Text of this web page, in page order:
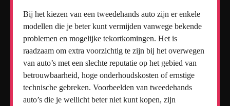
Bij het kiezen van een tweedehands auto zijn er enkele
modellen die je beter kunt vermijden vanwege bekende
problemen en mogelijke tekortkomingen. Het is
raadzaam om extra voorzichtig te zijn bij het overwegen
van auto’s met een slechte reputatie op het gebied van
betrouwbaarheid, hoge onderhoudskosten of ernstige
technische gebreken. Voorbeelden van tweedehands
auto’s die je wellicht beter niet kunt kopen, zijn